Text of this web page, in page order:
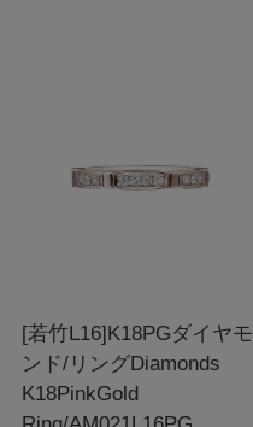
[若竹L16]K18PGダイヤモ
ンド/リングDiamonds
K18PinkGold